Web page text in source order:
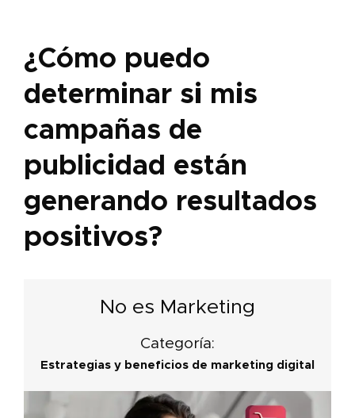
¿Cómo puedo
determinar si mis
campañas de
publicidad están
generando resultados
positivos?
No es Marketing
Categoría:
Estrategias y beneficios de marketing digital